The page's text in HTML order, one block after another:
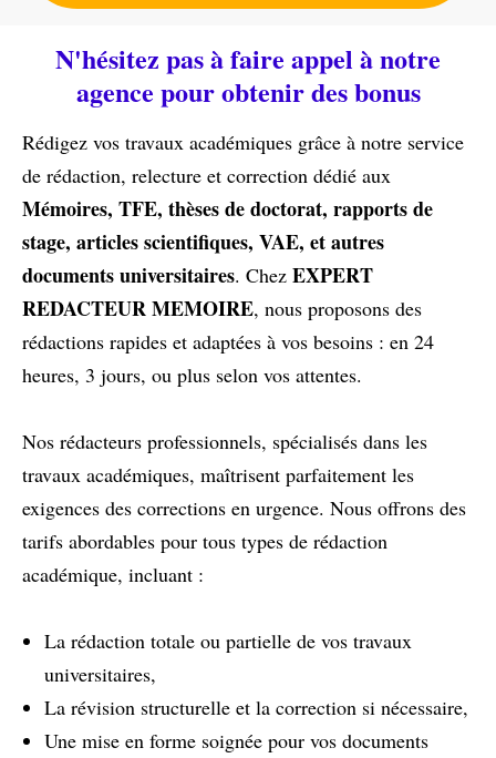
N'hésitez pas à faire appel à notre
agence pour obtenir des bonus
Rédigez vos travaux académiques grâce à notre service
de rédaction, relecture et correction dédié aux
Mémoires, TFE, thèses de doctorat, rapports de
stage, articles scientifiques, VAE, et autres
documents universitaires. Chez EXPERT
REDACTEUR MEMOIRE, nous proposons des
rédactions rapides et adaptées à vos besoins : en 24
heures, 3 jours, ou plus selon vos attentes.
Nos rédacteurs professionnels, spécialisés dans les
travaux académiques, maîtrisent parfaitement les
exigences des corrections en urgence. Nous offrons des
tarifs abordables pour tous types de rédaction
académique, incluant :
La rédaction totale ou partielle de vos travaux
universitaires,
La révision structurelle et la correction si nécessaire,
Une mise en forme soignée pour vos documents